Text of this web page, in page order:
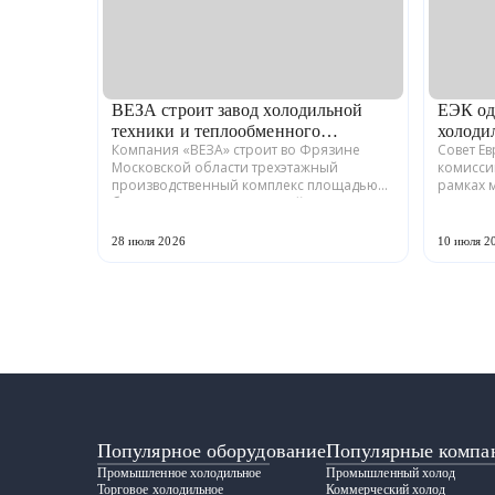
ВЕЗА строит завод холодильной
техники и теплообменного
оборудования
Компания «ВЕЗА» строит во Фрязине
Московской области трехэтажный
производственный комплекс площадью
более 12 тыс. кв. м для серийного выпуска
оборудования. ...
28 июля 2026
ЕЭК
Совет
рамках
10 июля
Популярное оборудование
Промышленное холодильное
Торговое холодильное
Популярные
Промышленный холод
Коммерческий холод